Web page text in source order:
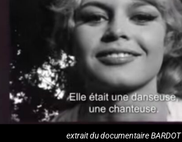
extrait du documentaire BARDOT